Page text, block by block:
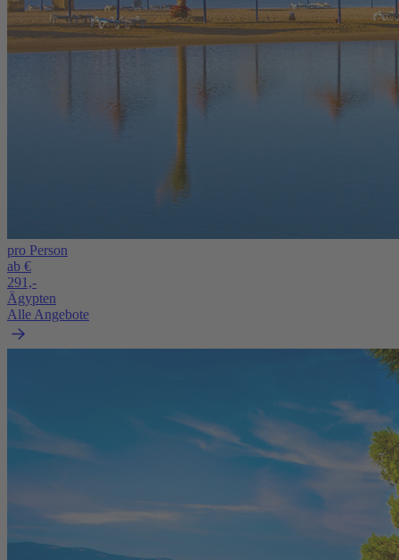
pro Person
ab €
291,-
Ägypten
Alle Angebote